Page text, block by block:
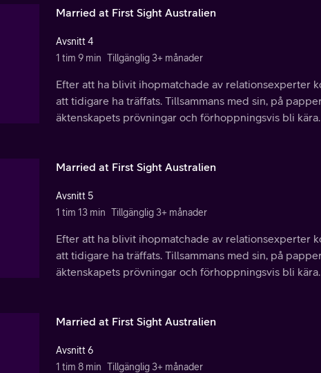
Married at First Sight Australien
Avsnitt 4
1 tim 9 min Tillgänglig 3+ månader
Efter att ha blivit ihopmatchade av relationsexperter
att tidigare ha träffats. Tillsammans med sin, på
äktenskapets prövningar och förhoppningsvis bli kära.
Married at First Sight Australien
Avsnitt 5
1 tim 13 min Tillgänglig 3+ månader
Efter att ha blivit ihopmatchade av relationsexperter
att tidigare ha träffats. Tillsammans med sin, på
äktenskapets prövningar och förhoppningsvis bli kära.
Married at First Sight Australien
Avsnitt 6
1 tim 8 min Tillgänglig 3+ månader